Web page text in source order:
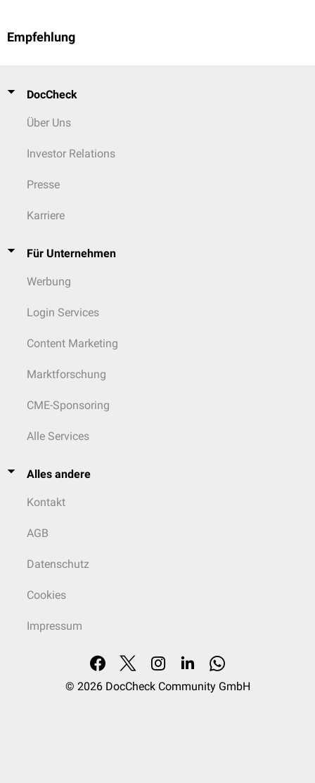
Empfehlung
DocCheck
Über Uns
Investor Relations
Presse
Karriere
Für Unternehmen
Werbung
Login Services
Content Marketing
Marktforschung
CME-Sponsoring
Alle Services
Alles andere
Kontakt
AGB
Datenschutz
Cookies
Impressum
© 2026 DocCheck Community GmbH